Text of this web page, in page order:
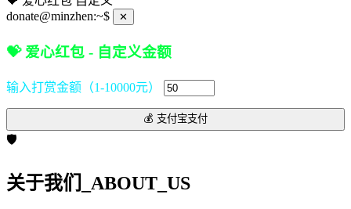
donate@minzhen:~$
✕
💝 爱心红包 - 自定义金额
输入打赏金额（1-10000元）
💰 支付宝支付
🛡️
关于我们 _ABOUT_US